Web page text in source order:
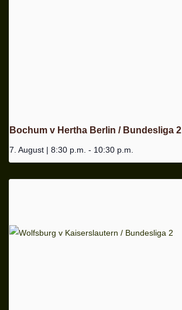
Bochum v Hertha Berlin / Bundesliga 2
7. August | 8:30 p.m. - 10:30 p.m.